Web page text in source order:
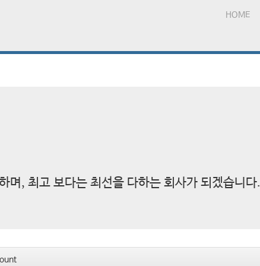
HOME
며, 최고 보다는 최선을 다하는 회사가 되겠습니다.